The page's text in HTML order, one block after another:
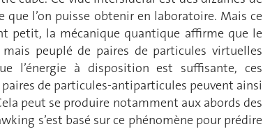
l’on puisse obtenir en laboratoire. Mais ce
petit, la mécanique quantique affirme que le
peuplé de paires de particules virtuelles
l’énergie à disposition est suffisante, ces
de particules-antiparticules peuvent ainsi
peut se produire notamment aux abords des
s’est basé sur ce phénomène pour prédire